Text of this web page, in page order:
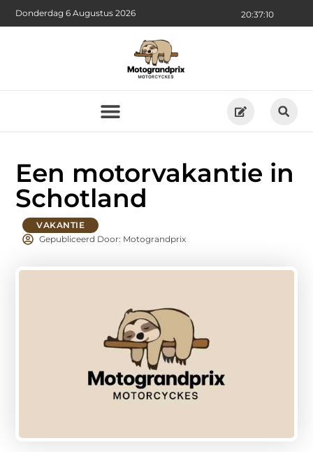
20:37:11
Donderdag 6 Augustus 2026
Een motorvakantie in
Schotland
VAKANTIE
Gepubliceerd Door: Motograndprix